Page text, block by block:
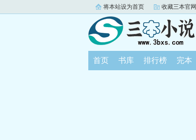
将本站设为首页 收藏三本官网
首页 书库 排行榜 完本